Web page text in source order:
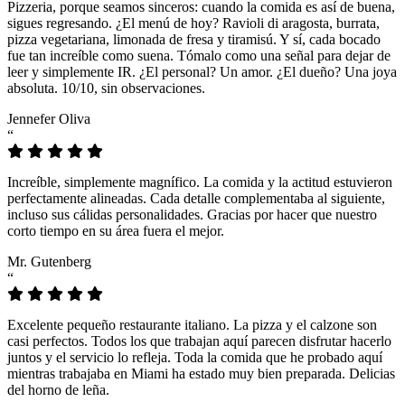
Pizzeria, porque seamos sinceros: cuando la comida es así de buena,
sigues regresando. ¿El menú de hoy? Ravioli di aragosta, burrata,
pizza vegetariana, limonada de fresa y tiramisú. Y sí, cada bocado
fue tan increíble como suena. Tómalo como una señal para dejar de
leer y simplemente IR. ¿El personal? Un amor. ¿El dueño? Una joya
absoluta. 10/10, sin observaciones.
Jennefer Oliva
“
Increíble, simplemente magnífico. La comida y la actitud estuvieron
perfectamente alineadas. Cada detalle complementaba al siguiente,
incluso sus cálidas personalidades. Gracias por hacer que nuestro
corto tiempo en su área fuera el mejor.
Mr. Gutenberg
“
Excelente pequeño restaurante italiano. La pizza y el calzone son
casi perfectos. Todos los que trabajan aquí parecen disfrutar hacerlo
juntos y el servicio lo refleja. Toda la comida que he probado aquí
mientras trabajaba en Miami ha estado muy bien preparada. Delicias
del horno de leña.